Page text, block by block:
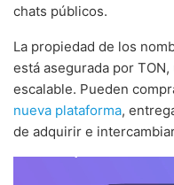
chats públicos.
La propiedad de los
está asegurada por
escalable. Pueden
nueva plataforma,
de adquirir e